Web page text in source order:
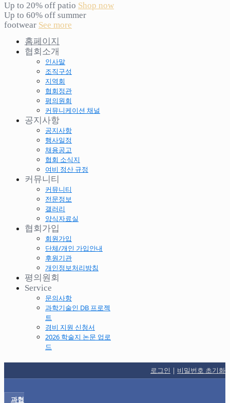
Up to 20% off patio Shop now
Up to 60% off summer
footwear See more
홈페이지
협회소개
인사말
조직구성
지역회
협회정관
평의원회
커뮤니케이션 채널
공지사항
공지사항
행사일정
채용공고
협회 소식지
여비 정산 규정
커뮤니티
커뮤니티
전문정보
갤러리
양식자료실
협회가입
회원가입
단체/개인 가입안내
후원기관
개인정보처리방침
평의원회
Service
문의사항
과학기술인 DB 프로젝
트
경비 지원 신청서
2026 학술지 논문 업로
드
로그인 | 비밀번호 초기화
과협